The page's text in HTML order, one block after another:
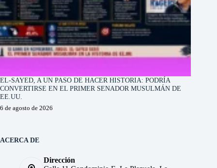
EL-SAYED, A UN PASO DE HACER HISTORIA: PODRÍA
CONVERTIRSE EN EL PRIMER SENADOR MUSULMÁN DE
EE.UU.
6 de agosto de 2026
ACERCA DE
Dirección